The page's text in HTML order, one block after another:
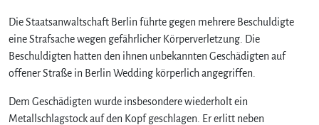
Die Staatsanwaltschaft Berlin führte gegen mehrere Beschuldigte
eine Strafsache wegen gefährlicher Körperverletzung. Die
Beschuldigten hatten den ihnen unbekannten Geschädigten auf
offener Straße in Berlin Wedding körperlich angegriffen.
Dem Geschädigten wurde insbesondere wiederholt ein
Metallschlagstock auf den Kopf geschlagen. Er erlitt neben